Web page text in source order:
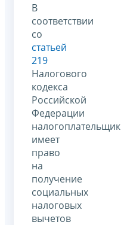
В
соответствии
со
статьей
219
Налогового
кодекса
Российской
Федерации
налогоплательщик
имеет
право
на
получение
социальных
налоговых
вычетов